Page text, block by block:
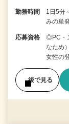
勤務時間
1日5分
みの単
応募資格
◎PC・
なため
女性の
後で見る